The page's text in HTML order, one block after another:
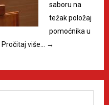
saboru na
težak položaj
pomoćnika u
Pročitaj više… →